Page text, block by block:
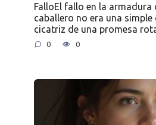
FalloEl fallo en la armadura
caballero no era una simple
cicatriz de una promesa
0 0